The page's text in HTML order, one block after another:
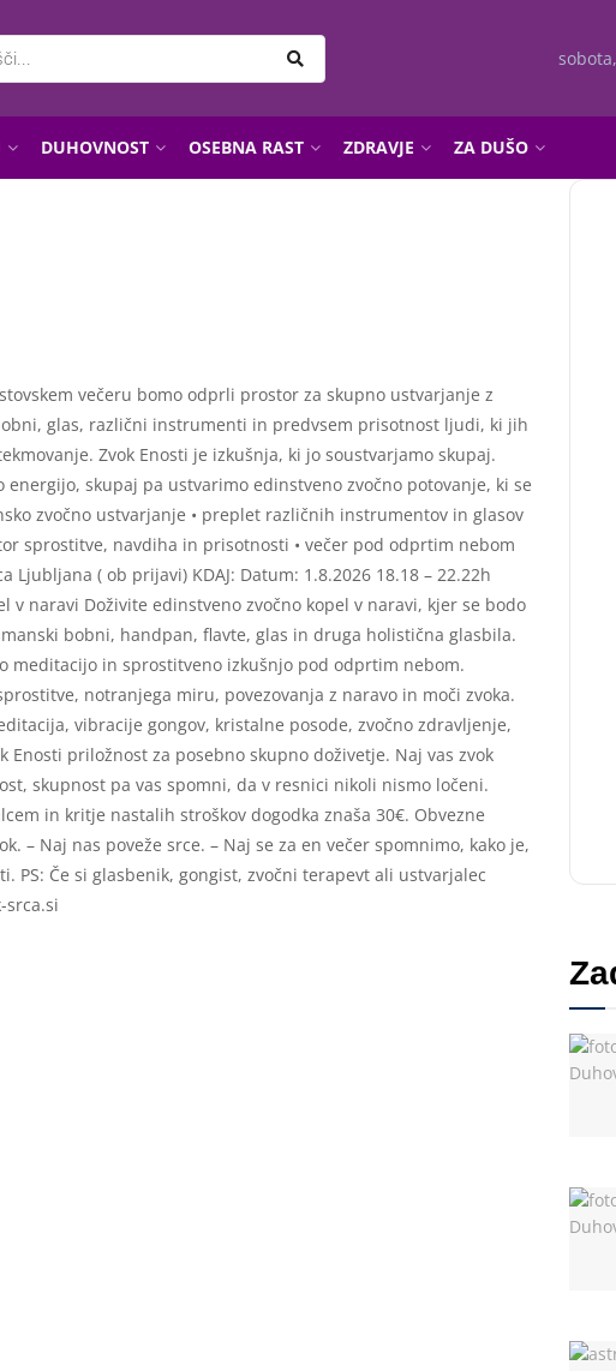
DUHOVNOST OSEBNA RAST ZDRAVJE ZA DUŠO
večeru bomo odprli prostor za skupno ustvarjanje z
glas, različni instrumenti in predvsem prisotnost ljudi, ki jih
Zvok Enosti je izkušnja, ki jo soustvarjamo skupaj.
skupaj pa ustvarimo edinstveno zvočno potovanje, ki se
zvočno ustvarjanje • preplet različnih instrumentov in glasov
sprostitve, navdiha in prisotnosti • večer pod odprtim nebom
Ljubljana ( ob prijavi) KDAJ: Datum: 1.8.2026 18.18 – 22.22h
v naravi Doživite edinstveno zvočno kopel v naravi, kjer se bodo
bobni, handpan, flavte, glas in druga holistična glasbila.
meditacijo in sprostitveno izkušnjo pod odprtim nebom.
notranjega miru, povezovanja z naravo in moči zvoka.
vibracije gongov, kristalne posode, zvočno zdravljenje,
priložnost za posebno skupno doživetje. Naj vas zvok
skupnost pa vas spomni, da v resnici nikoli nismo ločeni.
in kritje nastalih stroškov dogodka znaša 30€. Obvezne
– Naj nas poveže srce. – Naj se za en večer spomnimo, kako je,
PS: Če si glasbenik, gongist, zvočni terapevt ali ustvarjalec
srca.si